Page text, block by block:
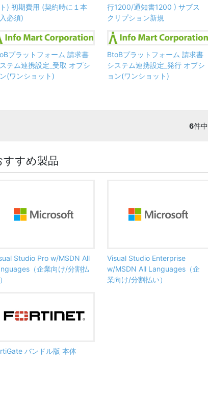
) 初期費用 (契約時に１本
必須)
行1200/通知書1200 ) サブス
クリプション新規
プラットフォーム 請求書
テム連携設定_受取 オプシ
(ワンショット)
BtoBプラットフォーム 請求書
システム連携設定_発行 オプシ
ョン(ワンショット)
6件中
すすめ製品
Studio Pro w/MSDN All
（企業向け/分割払
Visual Studio Enterprise
w/MSDN All Languages（企
業向け/分割払い）
バンドル版 本体